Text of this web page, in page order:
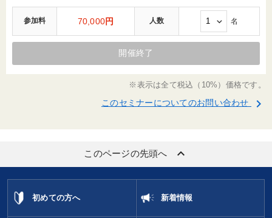
参加料 70,000円 人数 名
開催終了
※表示は全て税込（10%）価格です。
このセミナーについてのお問い合わせ keyboard_arrow_right
このページの先頭へ keyboard_arrow_up
初めての方へ 新着情報